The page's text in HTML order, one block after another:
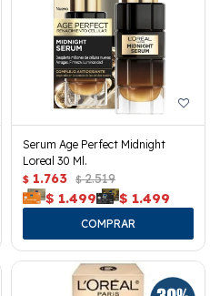
Serum Age Perfect Midnight
Loreal 30 Ml.
$ 1.763 $ 2.519
$ 1.499 $ 1.499